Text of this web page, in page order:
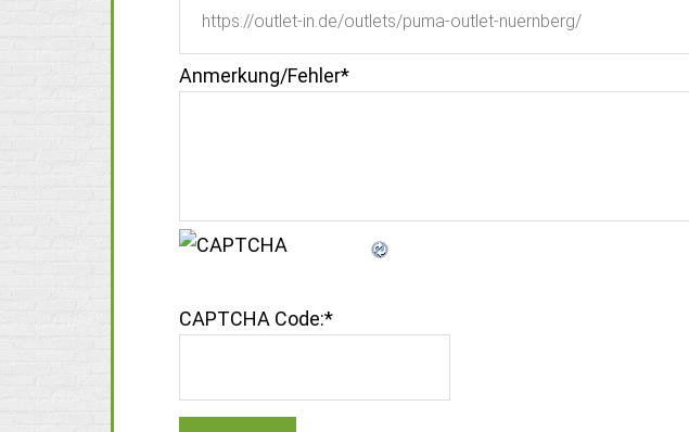
Anmerkung/Fehler*
CAPTCHA Code:*